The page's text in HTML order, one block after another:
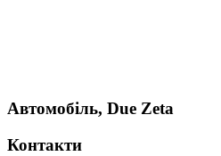
Автомобіль, Due Zeta
Контакти